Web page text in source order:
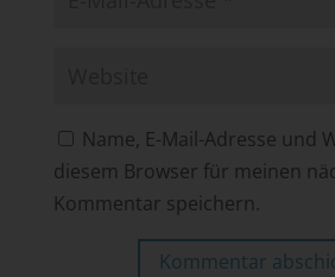
Name, E-Mail-Adresse und
diesem Browser für meinen
Kommentar speichern.
Kommentar